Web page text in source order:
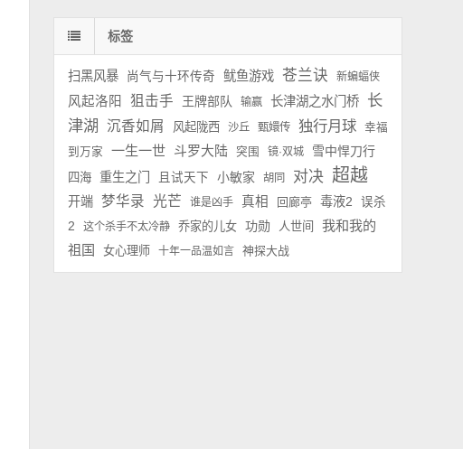
标签
扫黑风暴 尚气与十环传奇 鱿鱼游戏 苍兰诀 新蝙蝠侠
风起洛阳 狙击手 王牌部队 输赢 长津湖之水门桥
长
津湖
沉香如屑 风起陇西 沙丘 甄嬛传 独行月球
幸福
到万家
一生一世 斗罗大陆 突围 镜·双城 雪中悍刀行
四海 重生之门 且试天下 小敏家 胡同 对决 超越
开端 梦华录 光芒 谁是凶手 真相 回廊亭 毒液2
误杀
2
这个杀手不太冷静 乔家的儿女 功勋 人世间
我和我的
祖国
女心理师 十年一品温如言 神探大战